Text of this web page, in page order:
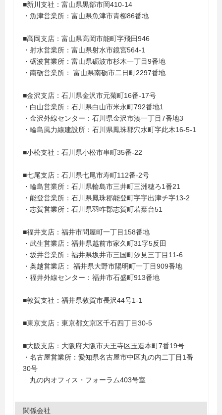
■新川支社：富山県黒部市岡410-14
・魚津営業所：富山県魚津市青柳86番地
■高岡支店：富山県高岡市能町字飛田946
・射水営業所：富山県射水市鏡宮564-1
・砺波営業所：富山県砺波市杉木一丁目9番地
・南砺営業所： 富山県南砺市二日町2297番地
■金沢支店：石川県金沢市元菊町16番-17号
・白山営業所：石川県白山市米永町792番地1
・金沢外線センター：石川県金沢市湊一丁目7番地3
・輪島風力線建設所：石川県鳳珠郡穴水町字此木16-5-1
■小松支社：石川県小松市串町35番-22
■七尾支店：石川県七尾市寿町112番-2号
・輪島営業所：石川県輪島市三井町三洲穂ろ1番21
・能登営業所：石川県鳳珠郡能登町字宇出津チ字13-2
・志賀営業所：石川県羽咋郡志賀町若葉台51
■福井支店：福井市問屋町一丁目158番地
・武生営業店：福井県越前市家久町31字5反田
・坂井営業所：福井県坂井市三国町汐見三丁目11-6
・奥越営業店： 福井県大野市陽明町一丁目909番地
・福井外線センター：福井市石盛町913番地
■敦賀支社：福井県敦賀市長沢44号1-1
■東京支店：東京都文京区千石四丁目30-5
■大阪支店：大阪府大阪市天王寺区玉造本町7番19号
・名古屋営業所：愛知県名古屋市中区丸の内二丁目1番
30号
丸の内オフィス・フォーラム403号室
関係会社